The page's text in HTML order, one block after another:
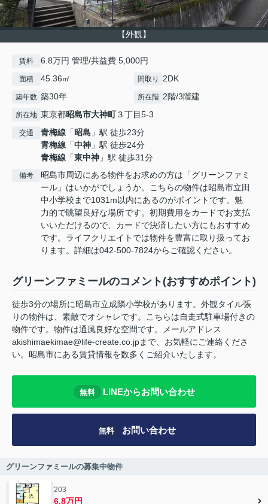
【外観】
賃料 6.8万円 管理/共益費 5,000円
面積 45.36㎡ 間取り 2DK
築年数 築30年 所在階 2階/3階建
所在地 東京都昭島市大神町３丁目5-3
交通 青梅線 「昭島 」駅 徒歩23分
青梅線 「中神 」駅 徒歩24分
青梅線 「東中神 」駅 徒歩31分
備考
昭島市周辺にある物件をお求めの方は「グリーンファミ
ール」はいかがでしょうか。こちらの物件は昭島市立田
中小学校まで1031m以内にあるのがポイントです。魅
力的で眺望良好な場所です。初期費用をカードでお支払
いいただけるので、カードで決済したい方にもおすすめ
です。ライフクリエイトでは物件を豊富に取り扱ってお
ります。詳細は042-500-7824からご確認ください。
グリーンファミールのコメント(おすすめポイント)
徒歩3分の場所に昭島市立成隣小学校があります。外観タイル張
りの物件は、素敵でオシャレです。こちらは自走式駐車場付きの
物件です。物件は通風良好な空間です。メールアドレス
akishimaekimae@life-create.co.jpまで、お気軽にご連絡くださ
い。昭島市にある賃貸情報を数多くご紹介いたします。
無料 LINEからお問い合わせ
無料 お問い合わせ
グリーンファミールの募集中物件
203
6.8万円